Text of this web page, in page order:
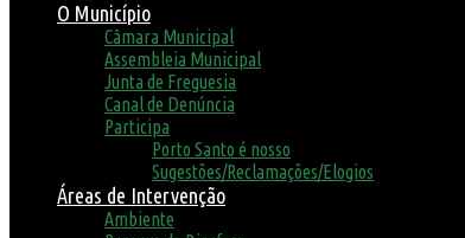
O Município
Câmara Municipal
Assembleia Municipal
Junta de Freguesia
Canal de Denúncia
Participa
Porto Santo é nosso
Sugestões/Reclamações/Elogios
Áreas de Intervenção
Ambiente